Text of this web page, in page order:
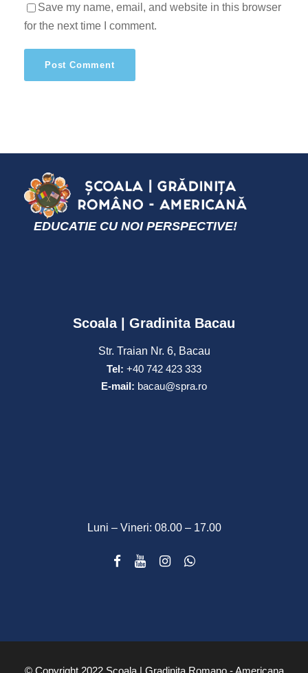
Save my name, email, and website in this browser
for the next time I comment.
EDUCATIE CU NOI PERSPECTIVE!
Scoala | Gradinita Bacau
Str. Traian Nr. 6, Bacau
Tel: +40 742 423 333
E-mail: bacau@spra.ro
Luni – Vineri: 08.00 – 17.00
© Copyright 2022 Scoala | Gradinita Romano - Americana